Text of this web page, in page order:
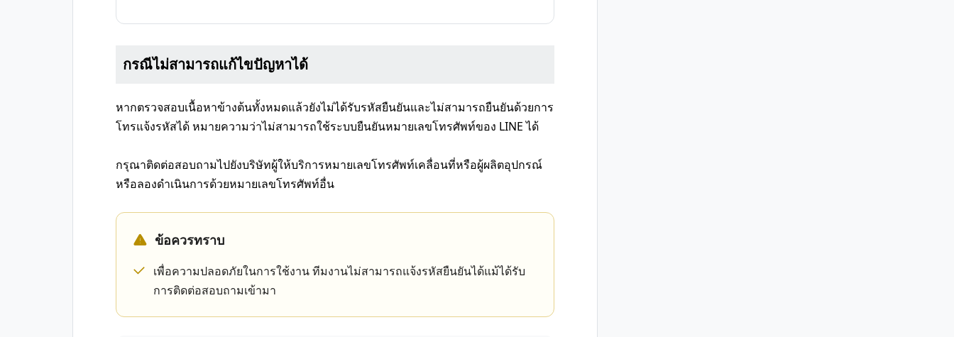
กรณีไม่สามารถแก้ไขปัญหาได้
หากตรวจสอบเนื้อหาข้างต้นทั้งหมดแล้วยังไม่ได้รับรหัสยืนยันและไม่สามารถยืนยันด้วยการ
โทรแจ้งรหัสได้ หมายความว่าไม่สามารถใช้ระบบยืนยันหมายเลขโทรศัพท์ของ LINE ได้
กรุณาติดต่อสอบถามไปยังบริษัทผู้ให้บริการหมายเลขโทรศัพท์เคลื่อนที่หรือผู้ผลิตอุปกรณ์
หรือลองดำเนินการด้วยหมายเลขโทรศัพท์อื่น
ข้อควรทราบ
เพื่อความปลอดภัยในการใช้งาน ทีมงานไม่สามารถแจ้งรหัสยืนยันได้แม้ได้รับ
การติดต่อสอบถามเข้ามา